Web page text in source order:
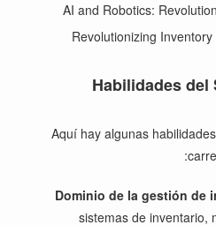
AI and Robotics:
Revolutionizing
Habilidades del
Aquí hay algunas
Dominio de la gestión de
sistemas de inventario,